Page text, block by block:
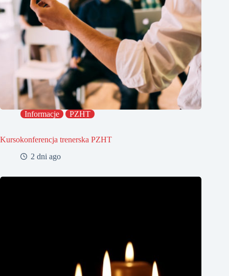
Informacje PZHT
Kursokonferencja trenerska PZHT
2 dni ago